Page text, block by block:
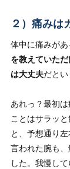
２）痛みは
体中に痛みがあ
を教えていただ
は大丈夫だとい
あれっ？最初
ことはサラッと
と、予想通り
言われた腕も
した。我慢し